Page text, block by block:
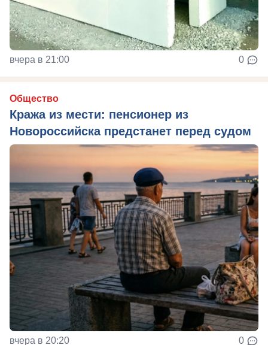
вчера в 21:00 0
Общество
Кража из мести: пенсионер из
Новороссийска предстанет перед судом
вчера в 20:20 0